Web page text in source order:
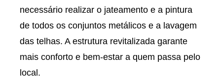
necessário realizar o jateamento e a pintura
de todos os conjuntos metálicos e a lavagem
das telhas. A estrutura revitalizada garante
mais conforto e bem-estar a quem passa pelo
local.